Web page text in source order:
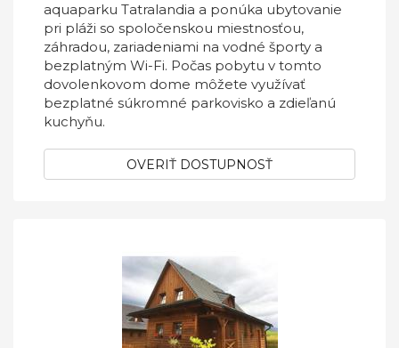
aquaparku Tatralandia a ponúka ubytovanie
pri pláži so spoločenskou miestnosťou,
záhradou, zariadeniami na vodné športy a
bezplatným Wi-Fi. Počas pobytu v tomto
dovolenkovom dome môžete využívať
bezplatné súkromné parkovisko a zdieľanú
kuchyňu.
OVERIŤ DOSTUPNOSŤ